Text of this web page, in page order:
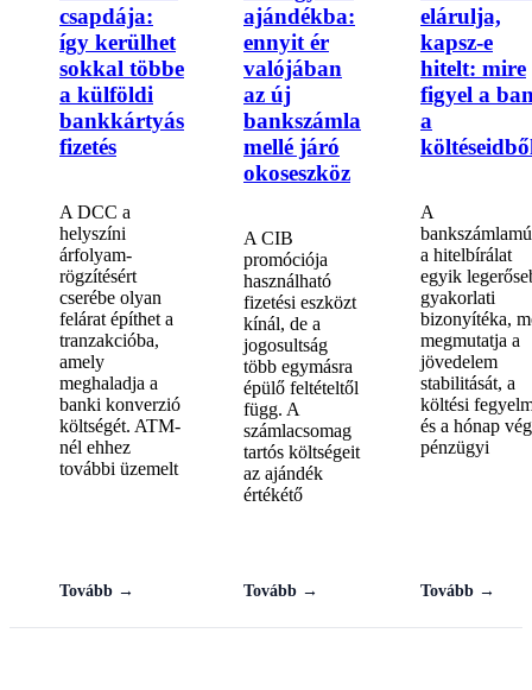
csapdája:
így kerülhet
sokkal többe
a külföldi
bankkártyás
fizetés
A DCC a
helyszíni
árfolyam-
rögzítésért
cserébe olyan
felárat építhet a
tranzakcióba,
amely
meghaladja a
banki konverzió
költségét. ATM-
nél ehhez
további üzemelt
Tovább →
ajándékba:
ennyit ér
valójában
az új
bankszámla
mellé járó
okoseszköz
A CIB
promóciója
használható
fizetési eszközt
kínál, de a
jogosultság
több egymásra
épülő feltételtől
függ. A
számlacsomag
tartós költségeit
az ajándék
értékétő
Tovább →
elárulja,
kapsz-e
hitelt: mire
figyel a
a
A
a hitelbírálat
egyik
gyakorlati
bizonyítéka,
megmutatja a
jövedelem
stabilitását, a
költési
és a hónap
pénzügyi
Tovább →